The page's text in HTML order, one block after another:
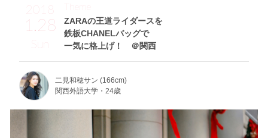
2018
1.28
Sun
ZARAの王道ライダースを
鉄板CHANELバッグで
一気に格上げ！ ＠関西
Theme
二見和穂サン (166cm)
関西外語大学・24歳